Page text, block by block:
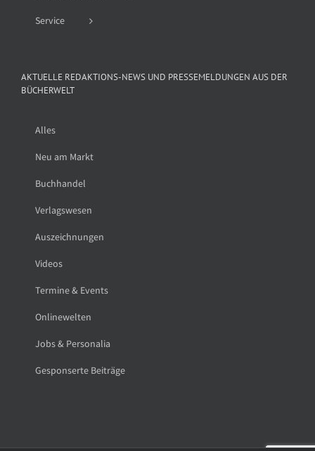
Service
AKTUELLE REDAKTIONS-NEWS UND PRESSEMELDUNGEN AUS DER
BÜCHERWELT
Alles
Neu am Markt
Buchhandel
Verlagswesen
Auszeichnungen
Videos
Termine & Events
Onlinewelten
Jobs & Personalia
Gesponserte Beiträge